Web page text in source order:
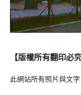
【版權所有翻印必究
此網站所有照片與文